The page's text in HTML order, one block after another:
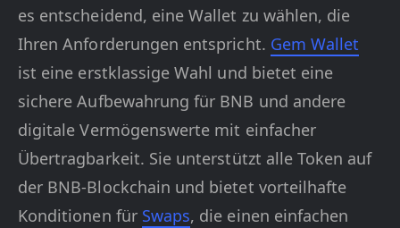
es entscheidend, eine Wallet zu wählen, die
Ihren Anforderungen entspricht. Gem Wallet
ist eine erstklassige Wahl und bietet eine
sichere Aufbewahrung für BNB und andere
digitale Vermögenswerte mit einfacher
Übertragbarkeit. Sie unterstützt alle Token auf
der BNB-Blockchain und bietet vorteilhafte
Konditionen für Swaps, die einen einfachen